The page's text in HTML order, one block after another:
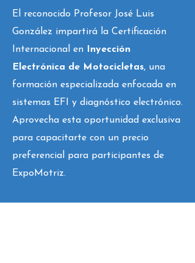
El reconocido Profesor José Luis
González impartirá la Certificación
Internacional en
Inyección
Electrónica de Motocicletas, una
formación especializada enfocada en
sistemas EFI y diagnóstico electrónico.
Aprovecha esta oportunidad exclusiva
para capacitarte con un precio
preferencial para participantes de
ExpoMotriz.